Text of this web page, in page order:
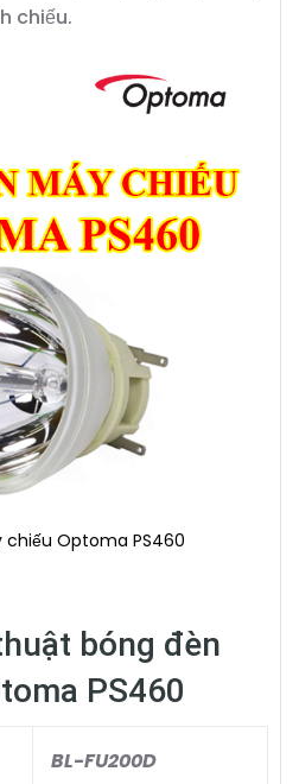
chiếu.
chiếu Optoma PS460
bóng đèn
PS460
BL-FU200D